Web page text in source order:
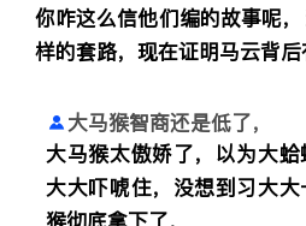
你咋这么信他们编的故事呢
样的套路，现在证明马云背后
大马猴智商还是低了，
大马猴太傲娇了，以为大
大大吓唬住，没想到习大